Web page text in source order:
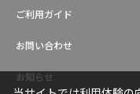
ご利用ガイド
お問い合わせ
お知らせ